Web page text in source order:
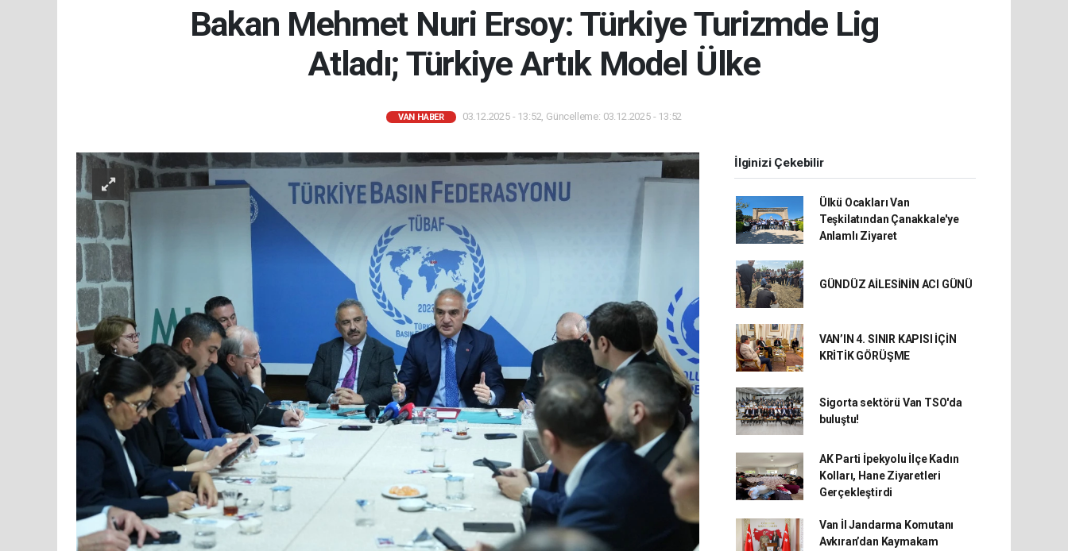
Bakan Mehmet Nuri Ersoy: Türkiye Turizmde Lig
Atladı; Türkiye Artık Model Ülke
VAN HABER 03.12.2025 - 13:52, Güncelleme: 03.12.2025 - 13:52
İlginizi Çekebilir
Ülkü Ocakları Van
Teşkilatından Çanakkale'ye
Anlamlı Ziyaret
GÜNDÜZ AİLESİNİN ACI GÜNÜ
VAN’IN 4. SINIR KAPISI İÇİN
KRİTİK GÖRÜŞME
Sigorta sektörü Van TSO'da
buluştu!
AK Parti İpekyolu İlçe Kadın
Kolları, Hane Ziyaretleri
Gerçekleştirdi
Van İl Jandarma Komutanı
Avkıran’dan Kaymakam